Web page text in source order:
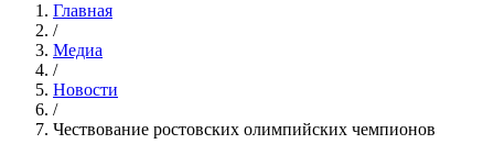
Главная
/
Медиа
/
Новости
/
Чествование ростовских олимпийских чемпионов